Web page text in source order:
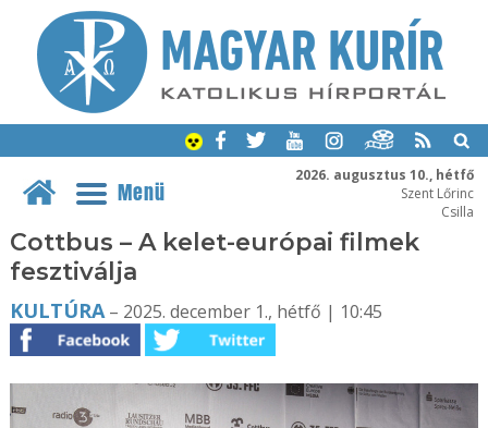
2026. augusztus 10., hétfő
Szent Lőrinc
Csilla
Menü
Cottbus – A kelet-európai filmek
fesztiválja
KULTÚRA– 2025. december 1., hétfő | 10:45